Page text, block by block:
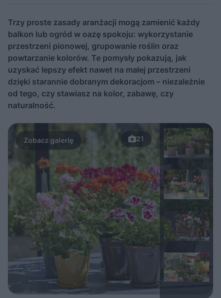
Trzy proste zasady aranżacji mogą zamienić każdy
balkon lub ogród w oazę spokoju: wykorzystanie
przestrzeni pionowej, grupowanie roślin oraz
powtarzanie kolorów. Te pomysły pokazują, jak
uzyskać lepszy efekt nawet na małej przestrzeni
dzięki starannie dobranym dekoracjom – niezależnie
od tego, czy stawiasz na kolor, zabawę, czy
naturalność.
21